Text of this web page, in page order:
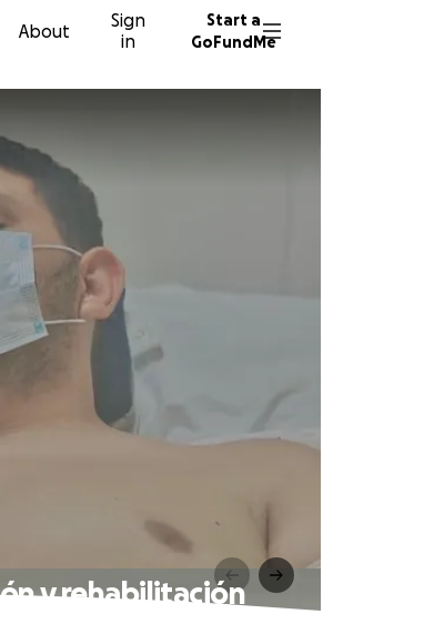
About
Sign
in
Start a
GoFundMe
y rehabilitación